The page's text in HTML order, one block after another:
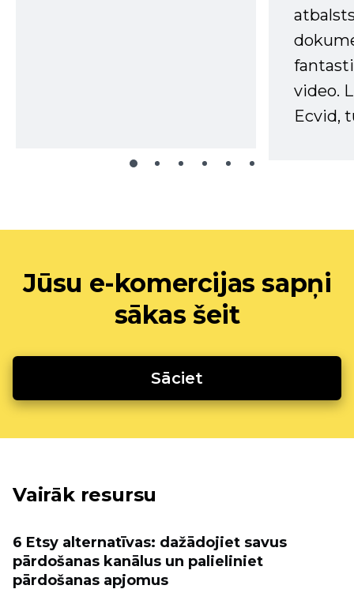
video.
Ecvid,
Jūsu e-komercijas sapņi
sākas šeit
Sāciet
Vairāk resursu
6 Etsy alternatīvas: dažādojiet savus
pārdošanas kanālus un palieliniet
pārdošanas apjomus